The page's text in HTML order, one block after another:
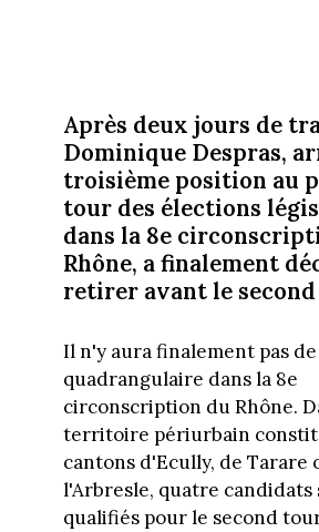
Après deux jours de
Dominique Despras,
troisième position au
tour des élections
dans la 8e
Rhône, a finalement
retirer avant le
Il n'y aura finalement pas de
quadrangulaire dans la 8e
circonscription du Rhône.
territoire périurbain
cantons d'Ecully, de Tarare
l'Arbresle, quatre candidats
qualifiés pour le second